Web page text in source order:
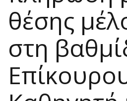
θέσης
στη